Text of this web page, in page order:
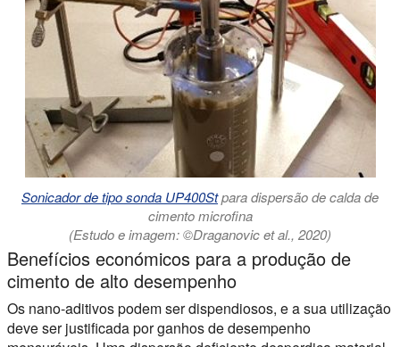
Sonicador de tipo sonda UP400Stpara dispersão de calda de
cimento microfina
(Estudo e imagem: ©Draganovic et al., 2020)
Benefícios económicos para a produção de
cimento de alto desempenho
Os nano-aditivos podem ser dispendiosos, e a sua utilização
deve ser justificada por ganhos de desempenho